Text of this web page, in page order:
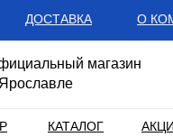
КАТАЛОГ
магазин
ДОСТАВКА О